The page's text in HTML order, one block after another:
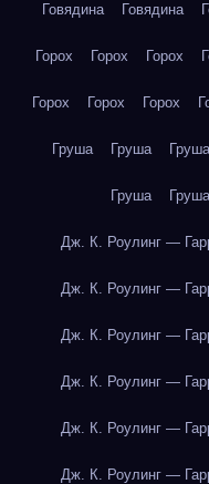
Говядина Говядина
Горох Горох Горох
Горох Горох Горох
Груша Груша Груша
Груша Груша
Дж. К. Роулинг —
Дж. К. Роулинг —
Дж. К. Роулинг —
Дж. К. Роулинг —
Дж. К. Роулинг —
Дж. К. Роулинг —